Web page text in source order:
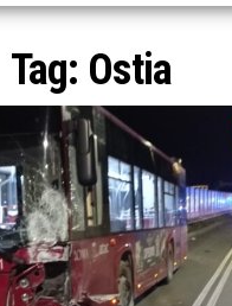
Tag: Ostia